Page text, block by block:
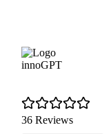
innoGPT
36 Reviews